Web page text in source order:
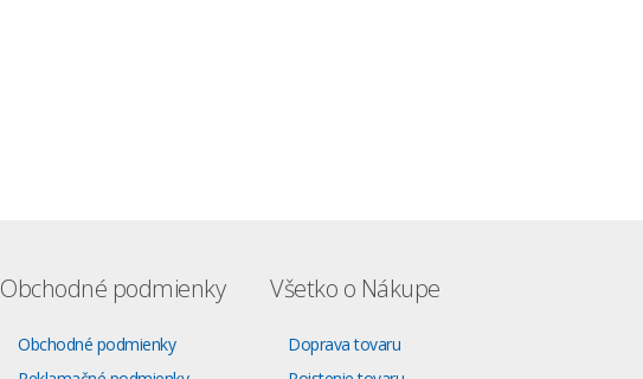
Obchodné podmienky
Obchodné podmienky
Všetko o Nákupe
Doprava tovaru